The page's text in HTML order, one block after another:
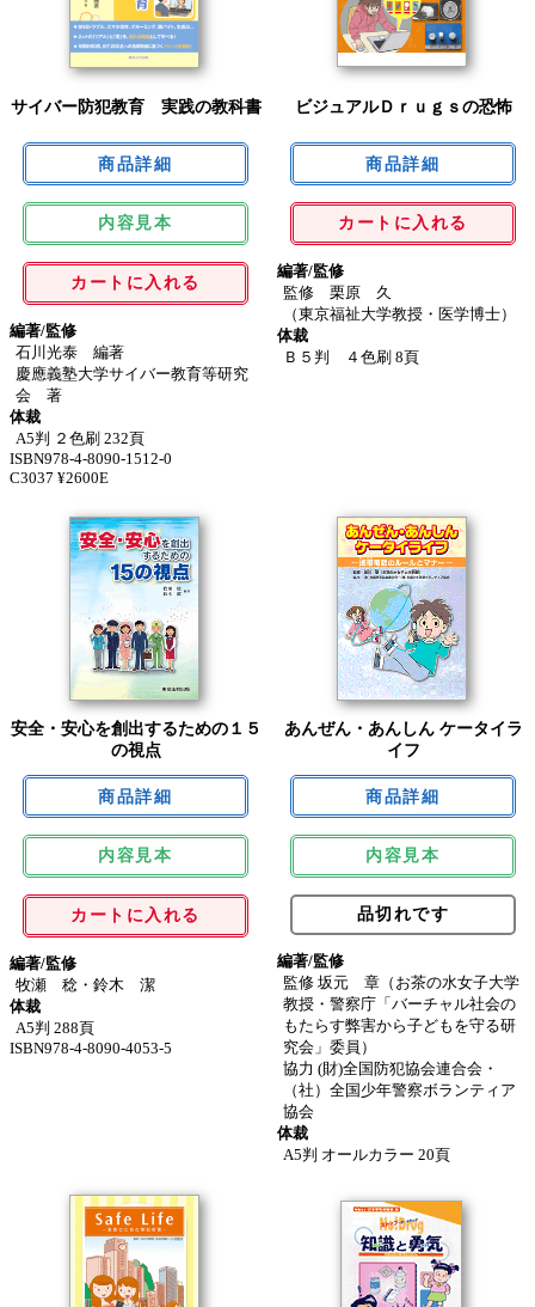
サイバー防犯教育 実践の教科書
内容見本
カートに入れる
編著/監修
石川光泰 編著
慶應義塾大学サイバー教育等研究
会 著
体裁
A5判 ２色刷 232頁
ISBN978-4-8090-1512-0
C3037 ¥2600E
ビジュアルＤｒｕｇｓの恐怖
カートに入れる
編著/監修
監修 栗原 久
（東京福祉大学教授・医学博士）
体裁
Ｂ５判 ４色刷 8頁
安全・安心を創出するための１５
の視点
内容見本
カートに入れる
編著/監修
牧瀬 稔・鈴木 潔
体裁
A5判 288頁
ISBN978-4-8090-4053-5
あんぜん・あんしん ケータイラ
イフ
内容見本
品切れです
編著/監修
監修 坂元 章（お茶の水女子大学
教授・警察庁「バーチャル社会の
もたらす弊害から子どもを守る研
究会」委員）
協力 (財)全国防犯協会連合会・
（社）全国少年警察ボランティア
協会
体裁
A5判 オールカラー 20頁